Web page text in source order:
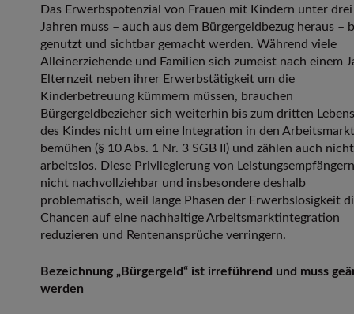
Das Erwerbspotenzial von Frauen mit Kindern unter drei
Jahren muss – auch aus dem Bürgergeldbezug heraus –
genutzt und sichtbar gemacht werden. Während viele
Alleinerziehende und Familien sich zumeist nach einem
Elternzeit neben ihrer Erwerbstätigkeit um die
Kinderbetreuung kümmern müssen, brauchen
Bürgergeldbezieher sich weiterhin bis zum dritten
des Kindes nicht um eine Integration in den Arbeitsmarkt
bemühen (§ 10 Abs. 1 Nr. 3 SGB II) und zählen auch
arbeitslos. Diese Privilegierung von
nicht nachvollziehbar und insbesondere deshalb
problematisch, weil lange Phasen der Erwerbslosigkeit
Chancen auf eine nachhaltige Arbeitsmarktintegration
reduzieren und Rentenansprüche verringern.
Bezeichnung „Bürgergeld“ ist irreführend und muss
werden